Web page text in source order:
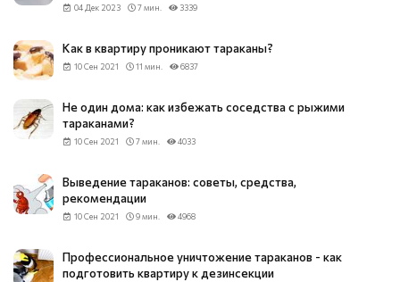
04 Дек 2023 7 мин. 3339
Как в квартиру проникают тараканы?
10 Сен 2021 11 мин. 6837
Не один дома: как избежать соседства с рыжими
тараканами?
10 Сен 2021 7 мин. 4033
Выведение тараканов: советы, средства,
рекомендации
10 Сен 2021 9 мин. 4968
Профессиональное уничтожение тараканов - как
подготовить квартиру к дезинсекции